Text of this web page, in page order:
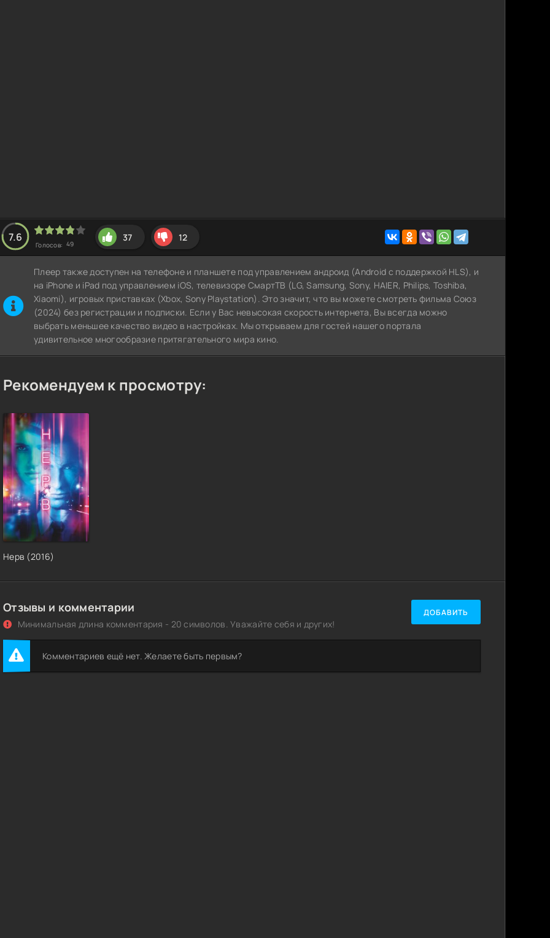
7.6
Голосов: 49
37 12
Плеер также доступен на телефоне и планшете под управлением андроид (Android с поддержкой HLS), и
на iPhone и iPad под управлением iOS, телевизоре СмартТВ (LG, Samsung, Sony, HAIER, Philips, Toshiba,
Xiaomi), игровых приставках (Xbox, Sony Playstation). Это значит, что вы можете cмотреть фильма Союз
(2024) без регистрации и подписки. Если у Вас невысокая скорость интернета, Вы всегда можно
выбрать меньшее качество видео в настройках. Мы открываем для гостей нашего портала
удивительное многообразие притягательного мира кино.
Рекомендуем к просмотру:
Нерв (2016)
Отзывы и комментарии
Минимальная длина комментария - 20 символов. Уважайте себя и других!
ДОБАВИТЬ
Комментариев ещё нет. Желаете быть первым?